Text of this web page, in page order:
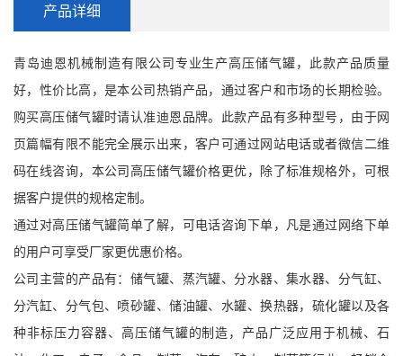
产品详细
青岛迪恩机械制造有限公司专业生产高压储气罐，此款产品质量
好，性价比高，是本公司热销产品，通过客户和市场的长期检验。
购买高压储气罐时请认准迪恩品牌。此款产品有多种型号，由于网
页篇幅有限不能完全展示出来，客户可通过网站电话或者微信二维
码在线咨询，本公司高压储气罐价格更优，除了标准规格外，可根
据客户提供的规格定制。
通过对高压储气罐简单了解，可电话咨询下单，凡是通过网络下单
的用户可享受厂家更优惠价格。
公司主营的产品有：储气罐、蒸汽罐、分水器、集水器、分气缸、
分汽缸、分气包、喷砂罐、储油罐、水罐、换热器，硫化罐以及各
种非标压力容器、高压储气罐的制造，产品广泛应用于机械、石